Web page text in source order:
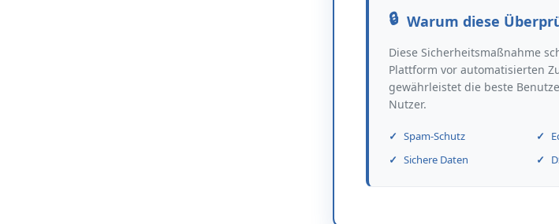
Warum diese
Diese Sicherheitsmaßnahme
Plattform vor automatisierten
gewährleistet die beste
Nutzer.
Spam-Schutz
Sichere Daten